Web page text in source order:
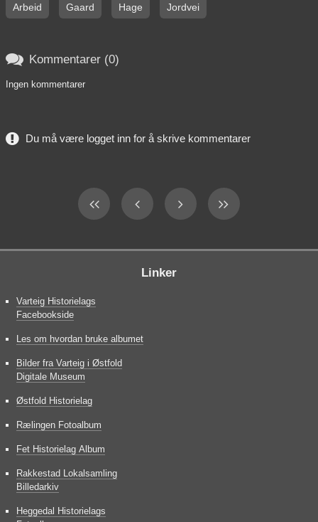
Arbeid Gaard Hage Jordvei
 Kommentarer (0)
Ingen kommentarer
Du må være logget inn for å skrive kommentarer
Linker
Varteig Historielags
Facebookside
Les om hvordan bruke albumet
Bilder fra Varteig i Østfold
Digitale Museum
Østfold Historielag
Rælingen Fotoalbum
Fet Historielag Album
Rakkestad Lokalsamling
Billedarkiv
Heggedal Historielags